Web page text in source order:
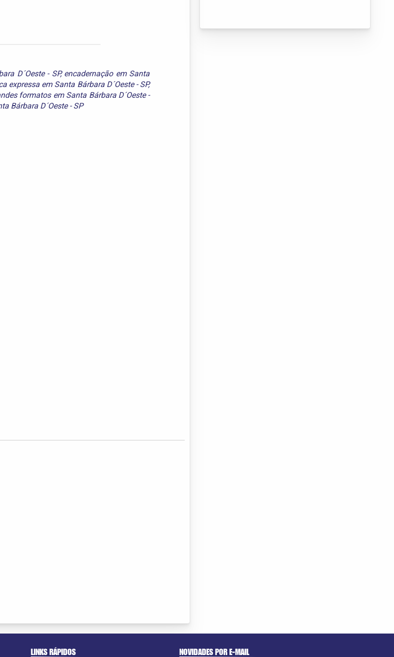
D´Oeste - SP, encadernação em Santa
expressa em Santa Bárbara D´Oeste - SP,
formatos em Santa Bárbara D´Oeste -
Bárbara D´Oeste - SP
LINKS RÁPIDOS NOVIDADES POR E-MAIL